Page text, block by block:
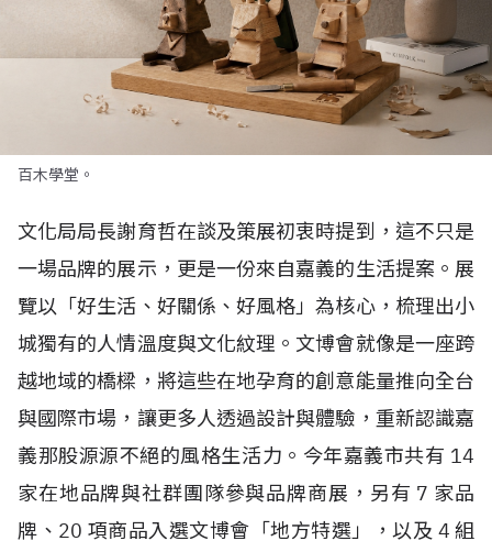
百木學堂。
文化局局長謝育哲在談及策展初衷時提到，這不只是
一場品牌的展示，更是一份來自嘉義的生活提案。展
覽以「好生活、好關係、好風格」為核心，梳理出小
城獨有的人情溫度與文化紋理。文博會就像是一座跨
越地域的橋樑，將這些在地孕育的創意能量推向全台
與國際市場，讓更多人透過設計與體驗，重新認識嘉
義那股源源不絕的風格生活力。今年嘉義市共有 14
家在地品牌與社群團隊參與品牌商展，另有 7 家品
牌、 20 項商品入選文博會「地方特選」，以及 4 組